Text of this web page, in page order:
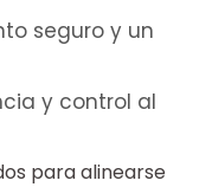
seguro y un
y control al
para alinearse